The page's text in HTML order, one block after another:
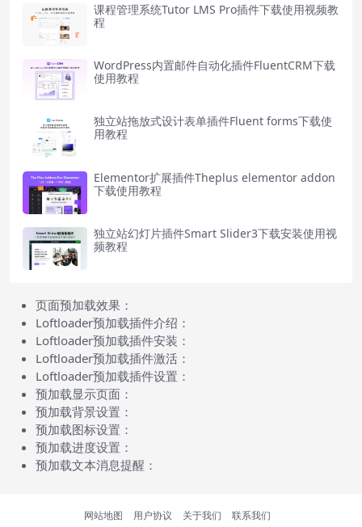
课程管理系统Tutor LMS Pro插件下载使用视频教
程
WordPress内置邮件自动化插件FluentCRM下载
使用教程
独立站拖放式设计表单插件Fluent forms下载使
用教程
Elementor扩展插件Theplus elementor addon
下载使用教程
独立站幻灯片插件Smart Slider3下载安装使用视
频教程
页面预加载效果：
Loftloader预加载插件介绍：
Loftloader预加载插件安装：
Loftloader预加载插件激活：
Loftloader预加载插件设置：
预加载显示页面：
预加载背景设置：
预加载图标设置：
预加载进度设置：
预加载文本消息提醒：
网站地图 用户协议 关于我们 联系我们